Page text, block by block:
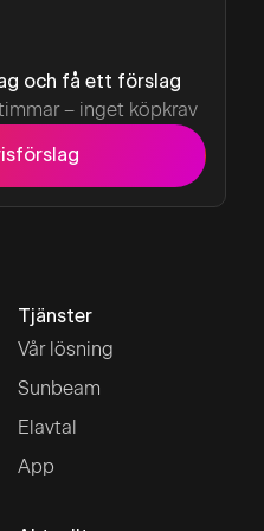
och få ett förslag
– inget köpkrav
Tjänster
Vår lösning
Sunbeam
Elavtal
App